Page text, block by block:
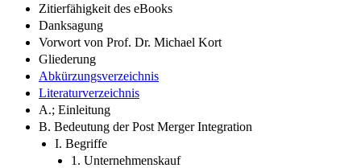
Zitierfähigkeit des eBooks
Danksagung
Vorwort von Prof. Dr. Michael Kort
Gliederung
Abkürzungsverzeichnis
Literaturverzeichnis
A.; Einleitung
B. Bedeutung der Post Merger Integration
I. Begriffe
1. Unternehmenskauf